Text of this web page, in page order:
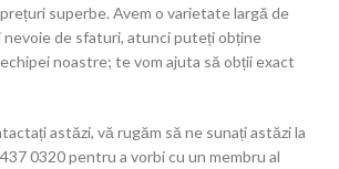
superbe. Avem o varietate largă de
nevoie de sfaturi, atunci puteți obține
noastre; te vom ajuta să obții exact
astăzi, vă rugăm să ne sunați astăzi la
0320 pentru a vorbi cu un membru al